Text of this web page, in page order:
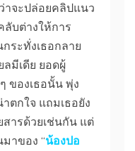
าจะปล่อยคลิปแนว
บต่างให้การ
ระทั่งเธอกลาย
มีเดีย ยอดผู้
ของเธอนั้น พุ่ง
ตกใจ แถมเธอยัง
ารด้วยเช่นกัน แต่
าของ “น้องปอ